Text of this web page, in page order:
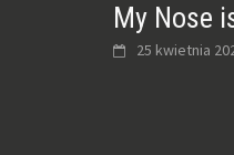
My Nose
25 kwietnia